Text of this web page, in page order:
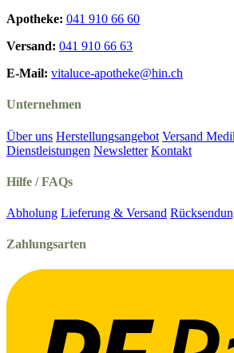
Apotheke: 041 910 66 60
Versand: 041 910 66 63
E-Mail: vitaluce-apotheke@hin.ch
Unternehmen
Über uns Herstellungsangebot Versand
Dienstleistungen Newsletter Kontakt
Hilfe / FAQs
Abholung Lieferung & Versand
Zahlungsarten